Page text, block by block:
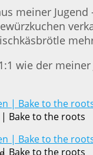
meiner
wie der
| Bake to the roots
| Bake to the roots